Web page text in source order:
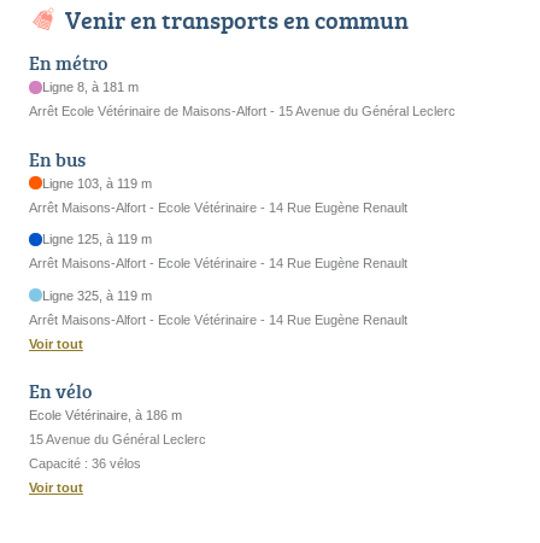
Venir en transports en commun
En métro
Ligne 8, à 181 m
Arrêt Ecole Vétérinaire de Maisons-Alfort - 15 Avenue du Général Leclerc
En bus
Ligne 103, à 119 m
Arrêt Maisons-Alfort - Ecole Vétérinaire - 14 Rue Eugène Renault
Ligne 125, à 119 m
Arrêt Maisons-Alfort - Ecole Vétérinaire - 14 Rue Eugène Renault
Ligne 325, à 119 m
Arrêt Maisons-Alfort - Ecole Vétérinaire - 14 Rue Eugène Renault
Voir tout
En vélo
Ecole Vétérinaire, à 186 m
15 Avenue du Général Leclerc
Capacité : 36 vélos
Voir tout